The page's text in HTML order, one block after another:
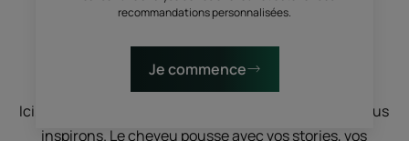
recommandations personnalisées.
Je commence
À PROPOS
ContactQuestions fréquentes
Ici, nous vous écoutons, vous nous racontez, nous vous
inspirons. Le cheveu pousse avec vos stories, vos